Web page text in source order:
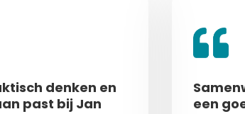
denken en
past bij Jan
een